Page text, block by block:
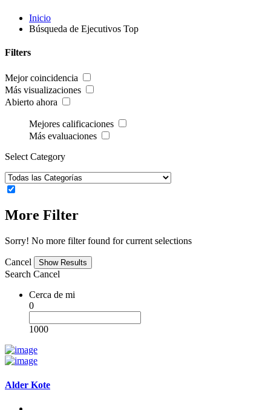
Inicio
Búsqueda de Ejecutivos Top
Filters
Mejor coincidencia
Más visualizaciones
Abierto ahora
Mejores calificaciones
Más evaluaciones
Select Category
More Filter
Sorry! No more filter found for current selections
Cancel
Search Cancel
Cerca de mi
0
1000
Alder Kote